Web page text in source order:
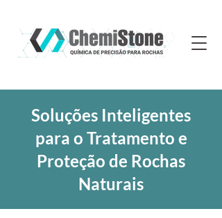
Soluções Inteligentes
para o Tratamento e
Proteção de Rochas
Naturais